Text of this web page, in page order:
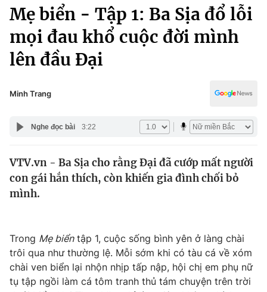
Chuyên mục
Chính trị
Xã hội
Pháp luật
Y tế
Thế giới
Tin tức
Câu chuyện quốc tế
Kinh tế
Thị trường
Góc doanh nghiệp
Dữ liệu và đời sống
Truyền hình
Kinh tế
Thể thao
Truyền hình
Văn hóa - Giải trí
Công nghệ
Mẹ biển - Tập 1: Ba Sịa đổ lỗi
mọi đau khổ cuộc đời mình
lên đầu Đại
Minh Trang
Nghe đọc bài 3:22
VTV.vn - Ba Sịa cho rằng Đại đã cướp mất người
con gái hắn thích, còn khiến gia đình chối bỏ
mình.
Trong Mẹ biểntập 1, cuộc sống bình yên ở làng chài
trôi qua như thường lệ. Mỗi sớm khi có tàu cá về xóm
chài ven biển lại nhộn nhịp tấp nập, hội chị em phụ nữ
tụ tập ngồi làm cá tôm tranh thủ tám chuyện trên trời